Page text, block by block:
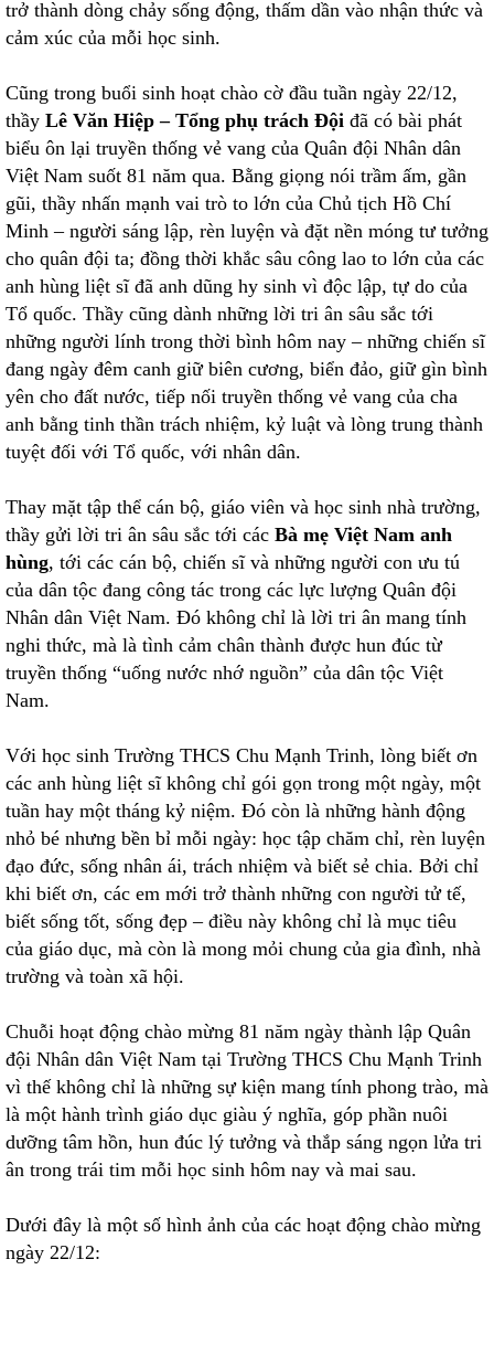
trở thành dòng chảy sống động, thấm dần vào nhận thức và
cảm xúc của mỗi học sinh.
Cũng trong buổi sinh hoạt chào cờ đầu tuần ngày 22/12,
thầy Lê Văn Hiệp – Tổng phụ trách Đội đã có bài phát
biểu ôn lại truyền thống vẻ vang của Quân đội Nhân dân
Việt Nam suốt 81 năm qua. Bằng giọng nói trầm ấm, gần
gũi, thầy nhấn mạnh vai trò to lớn của Chủ tịch Hồ Chí
Minh – người sáng lập, rèn luyện và đặt nền móng tư tưởng
cho quân đội ta; đồng thời khắc sâu công lao to lớn của các
anh hùng liệt sĩ đã anh dũng hy sinh vì độc lập, tự do của
Tổ quốc. Thầy cũng dành những lời tri ân sâu sắc tới
những người lính trong thời bình hôm nay – những chiến sĩ
đang ngày đêm canh giữ biên cương, biển đảo, giữ gìn bình
yên cho đất nước, tiếp nối truyền thống vẻ vang của cha
anh bằng tinh thần trách nhiệm, kỷ luật và lòng trung thành
tuyệt đối với Tổ quốc, với nhân dân.
Thay mặt tập thể cán bộ, giáo viên và học sinh nhà trường,
thầy gửi lời tri ân sâu sắc tới các Bà mẹ Việt Nam anh
hùng, tới các cán bộ, chiến sĩ và những người con ưu tú
của dân tộc đang công tác trong các lực lượng Quân đội
Nhân dân Việt Nam. Đó không chỉ là lời tri ân mang tính
nghi thức, mà là tình cảm chân thành được hun đúc từ
truyền thống “uống nước nhớ nguồn” của dân tộc Việt
Nam.
Với học sinh Trường THCS Chu Mạnh Trinh, lòng biết ơn
các anh hùng liệt sĩ không chỉ gói gọn trong một ngày, một
tuần hay một tháng kỷ niệm. Đó còn là những hành động
nhỏ bé nhưng bền bỉ mỗi ngày: học tập chăm chỉ, rèn luyện
đạo đức, sống nhân ái, trách nhiệm và biết sẻ chia. Bởi chỉ
khi biết ơn, các em mới trở thành những con người tử tế,
biết sống tốt, sống đẹp – điều này không chỉ là mục tiêu
của giáo dục, mà còn là mong mỏi chung của gia đình, nhà
trường và toàn xã hội.
Chuỗi hoạt động chào mừng 81 năm ngày thành lập Quân
đội Nhân dân Việt Nam tại Trường THCS Chu Mạnh Trinh
vì thế không chỉ là những sự kiện mang tính phong trào, mà
là một hành trình giáo dục giàu ý nghĩa, góp phần nuôi
dưỡng tâm hồn, hun đúc lý tưởng và thắp sáng ngọn lửa tri
ân trong trái tim mỗi học sinh hôm nay và mai sau.
Dưới đây là một số hình ảnh của các hoạt động chào mừng
ngày 22/12: